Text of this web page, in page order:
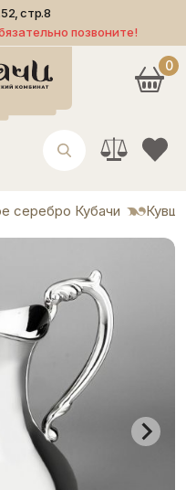
стр.8
позвоните!
0
серебро Кубачи